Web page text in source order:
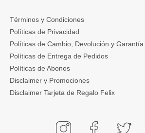
Términos y Condiciones
Políticas de Privacidad
Políticas de Cambio, Devolución y Garantía
Políticas de Entrega de Pedidos
Políticas de Abonos
Disclaimer y Promociones
Disclaimer Tarjeta de Regalo Felix